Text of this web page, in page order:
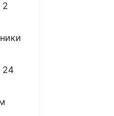
2
24